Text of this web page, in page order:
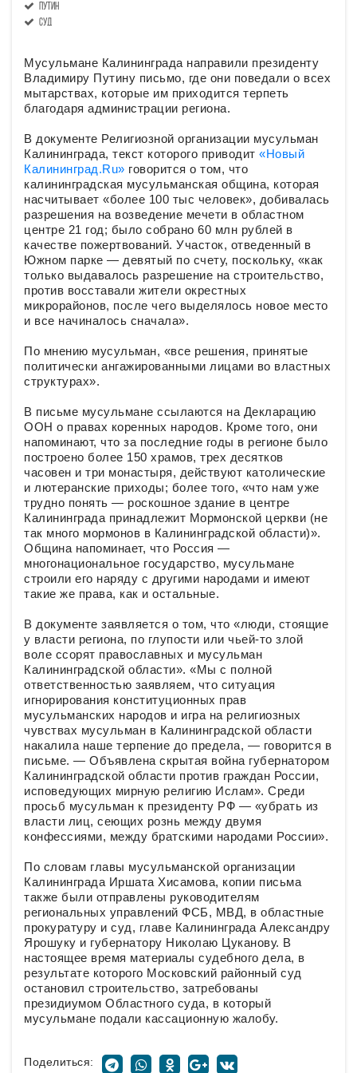
Путин
суд
Мусульмане Калининграда направили президенту
Владимиру Путину письмо, где они поведали о всех
мытарствах, которые им приходится терпеть
благодаря администрации региона.
В документе Религиозной организации мусульман
Калининграда, текст которого приводит «Новый
Калининград.Ru» говорится о том, что
калининградская мусульманская община, которая
насчитывает «более 100 тыс человек», добивалась
разрешения на возведение мечети в областном
центре 21 год; было собрано 60 млн рублей в
качестве пожертвований. Участок, отведенный в
Южном парке — девятый по счету, поскольку, «как
только выдавалось разрешение на строительство,
против восставали жители окрестных
микрорайонов, после чего выделялось новое место
и все начиналось сначала».
По мнению мусульман, «все решения, принятые
политически ангажированными лицами во властных
структурах».
В письме мусульмане ссылаются на Декларацию
ООН о правах коренных народов. Кроме того, они
напоминают, что за последние годы в регионе было
построено более 150 храмов, трех десятков
часовен и три монастыря, действуют католические
и лютеранские приходы; более того, «что нам уже
трудно понять — роскошное здание в центре
Калининграда принадлежит Мормонской церкви (не
так много мормонов в Калининградской области)».
Община напоминает, что Россия —
многонациональное государство, мусульмане
строили его наряду с другими народами и имеют
такие же права, как и остальные.
В документе заявляется о том, что «люди, стоящие
у власти региона, по глупости или чьей-то злой
воле ссорят православных и мусульман
Калининградской области». «Мы с полной
ответственностью заявляем, что ситуация
игнорирования конституционных прав
мусульманских народов и игра на религиозных
чувствах мусульман в Калининградской области
накалила наше терпение до предела, — говорится в
письме. — Объявлена скрытая война губернатором
Калининградской области против граждан России,
исповедующих мирную религию Ислам». Среди
просьб мусульман к президенту РФ — «убрать из
власти лиц, сеющих рознь между двумя
конфессиями, между братскими народами России».
По словам главы мусульманской организации
Калининграда Иршата Хисамова, копии письма
также были отправлены руководителям
региональных управлений ФСБ, МВД, в областные
прокуратуру и суд, главе Калининграда Александру
Ярошуку и губернатору Николаю Цуканову. В
настоящее время материалы судебного дела, в
результате которого Московский районный суд
остановил строительство, затребованы
президиумом Областного суда, в который
мусульмане подали кассационную жалобу.
Поделиться: